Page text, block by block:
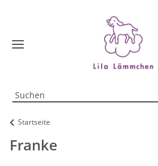
Startseite
Franke